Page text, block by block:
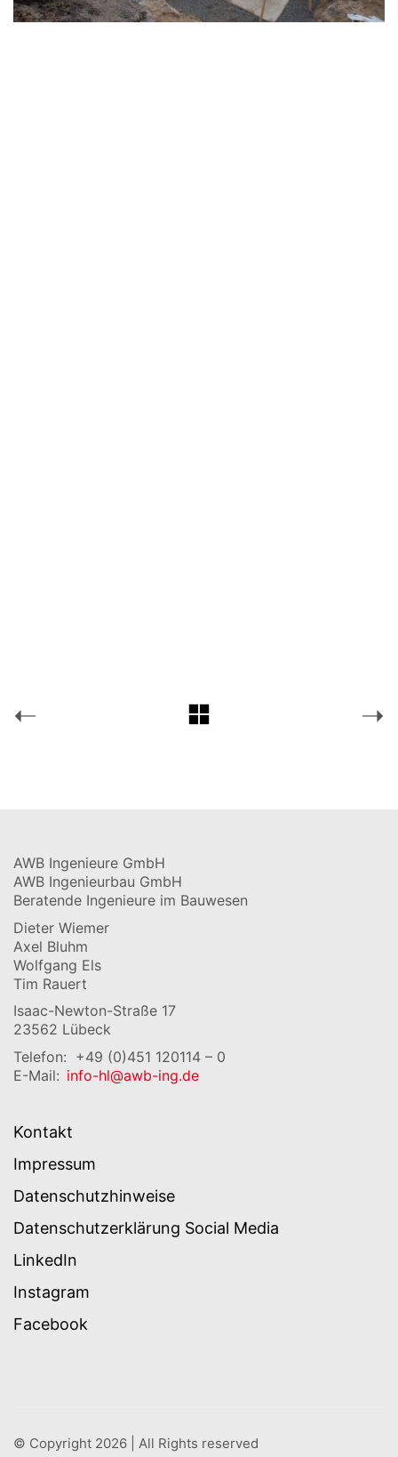
AWB Ingenieure GmbH
AWB Ingenieurbau GmbH
Beratende Ingenieure im Bauwesen
Dieter Wiemer
Axel Bluhm
Wolfgang Els
Tim Rauert
Isaac-Newton-Straße 17
23562 Lübeck
Telefon: +49 (0)451 120114 – 0
E-Mail: info-hl@awb-ing.de
Kontakt
Impressum
Datenschutzhinweise
Datenschutzerklärung Social Media
LinkedIn
Instagram
Facebook
© Copyright 2026 | All Rights reserved